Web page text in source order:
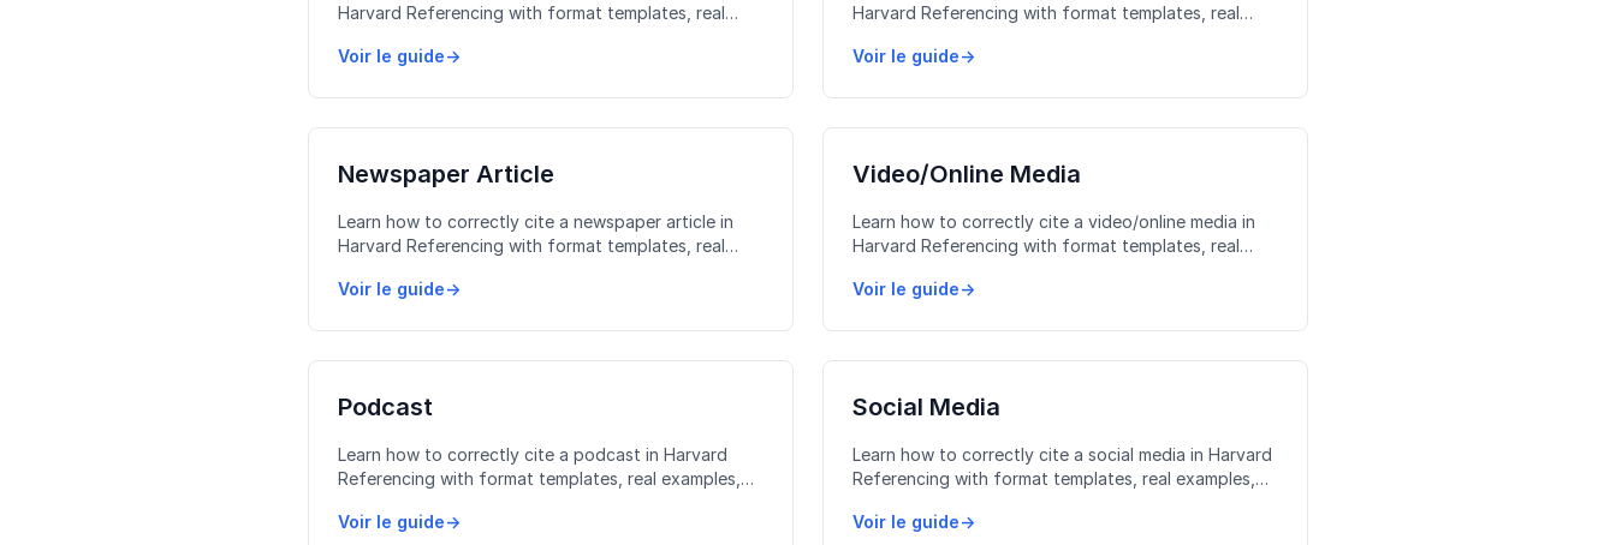
Harvard Referencing with format templates, real
Voir le guide→
Harvard Referencing with format templates, real
Voir le guide→
Newspaper Article
Learn how to correctly cite a newspaper article in
Harvard Referencing with format templates, real
Voir le guide→
Video/Online Media
Learn how to correctly cite a video/online media in
Harvard Referencing with format templates, real
Voir le guide→
Podcast
Learn how to correctly cite a podcast in Harvard
Referencing with format templates, real examples,
Voir le guide→
Social Media
Learn how to correctly cite a social media in Harvard
Referencing with format templates, real examples,
Voir le guide→